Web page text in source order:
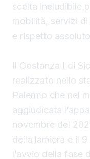
scelta ineludibile
mobilità, servizi
e rispetto
Il Costanza I di
realizzato nello
Palermo che nel
aggiudicata
novembre del
della lamiera e il
l’avvio della fase